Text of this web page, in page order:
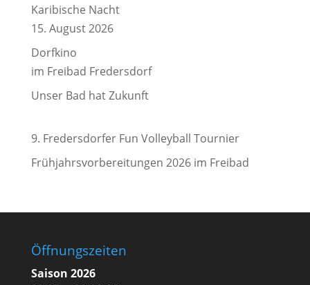
Karibische Nacht
15. August 2026
Dorfkino
im Freibad Fredersdorf
Unser Bad hat Zukunft
9. Fredersdorfer Fun Volleyball Tournier
Frühjahrsvorbereitungen 2026 im Freibad
Öffnungszeiten
Saison 2026